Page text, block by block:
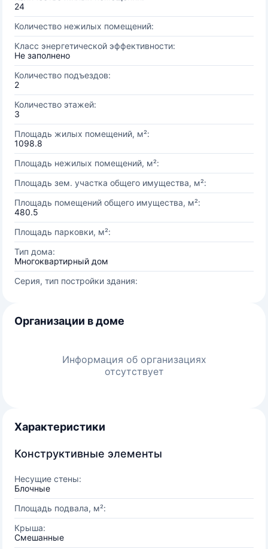
24
Количество нежилых помещений:
Класс энергетической эффективности:
Не заполнено
Количество подъездов:
2
Количество этажей:
3
Площадь жилых помещений, м²:
1098.8
Площадь нежилых помещений, м²:
Площадь зем. участка общего имущества, м²:
Площадь помещений общего имущества, м²:
480.5
Площадь парковки, м²:
Тип дома:
Многоквартирный дом
Серия, тип постройки здания:
Организации в доме
Информация об организациях
отсутствует
Характеристики
Конструктивные элементы
Несущие стены:
Блочные
Площадь подвала, м²:
Крыша:
Смешанные